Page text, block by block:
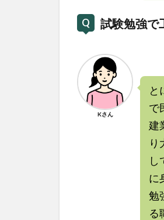
試験勉強で
Kさん
と
で
建
り
し
に
勉
る